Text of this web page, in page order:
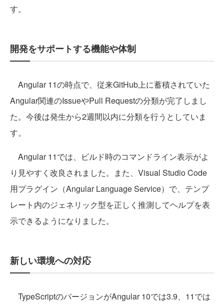
す。
開発をサポートする機能や体制
Angular 11の時点で、従来GitHub上に蓄積されていた
Angular関連のIssueやPull Requestの分類が完了しまし
た。今後は発生から2週間以内に分類を行うとしていま
す。
Angular 11では、ビルド時のコマンドライン表示がよ
り見やすく改良されました。また、Visual Studio Code
用プラグイン（Angular Language Service）で、テンプ
レート内のジェネリック型を正しく推測してヘルプを表
示できるようになりました。
新しい環境への対応
TypeScriptのバージョンがAngular 10では3.9、11では